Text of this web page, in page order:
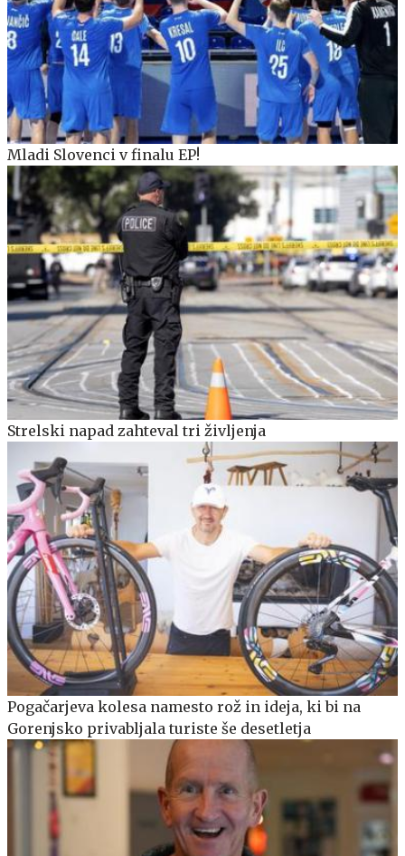
Mladi Slovenci v finalu EP!
Strelski napad zahteval tri življenja
Pogačarjeva kolesa namesto rož in ideja, ki bi na
Gorenjsko privabljala turiste še desetletja